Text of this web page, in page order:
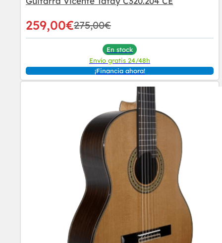
259,00€275,00€
En stock
Envío gratis 24/48h
¡Financia ahora!